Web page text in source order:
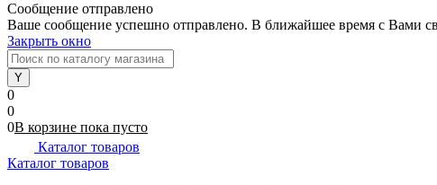
Сообщение отправлено
Ваше сообщение успешно отправлено. В ближайшее время с Вами
Закрыть окно
0
0
0В корзине пока пусто
Каталог товаров
Каталог товаров